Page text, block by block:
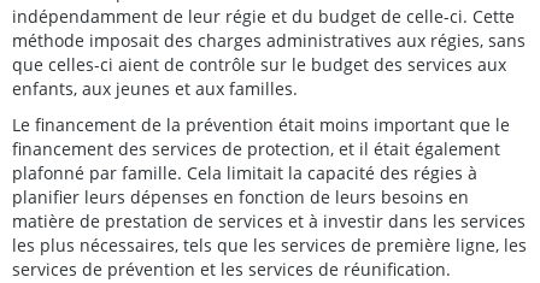
indépendamment de leur régie et du budget de celle-ci. Cette
méthode imposait des charges administratives aux régies, sans
que celles-ci aient de contrôle sur le budget des services aux
enfants, aux jeunes et aux familles.
Le financement de la prévention était moins important que le
financement des services de protection, et il était également
plafonné par famille. Cela limitait la capacité des régies à
planifier leurs dépenses en fonction de leurs besoins en
matière de prestation de services et à investir dans les services
les plus nécessaires, tels que les services de première ligne, les
services de prévention et les services de réunification.